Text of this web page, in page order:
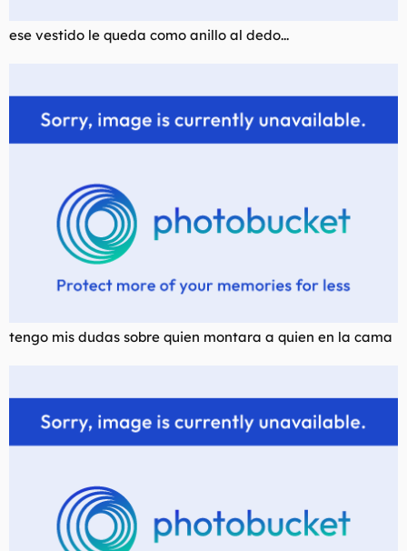
ese vestido le queda como anillo al dedo...
tengo mis dudas sobre quien montara a quien en la cama